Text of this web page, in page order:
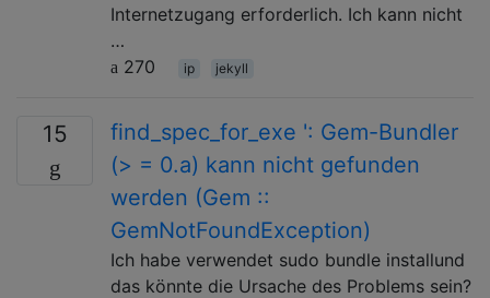
Internetzugang erforderlich. Ich kann nicht
…
270
ip jekyll
15
find_spec_for_exe ': Gem-Bundler
(> = 0.a) kann nicht gefunden
werden (Gem ::
GemNotFoundException)
Ich habe verwendet sudo bundle installund
das könnte die Ursache des Problems sein?